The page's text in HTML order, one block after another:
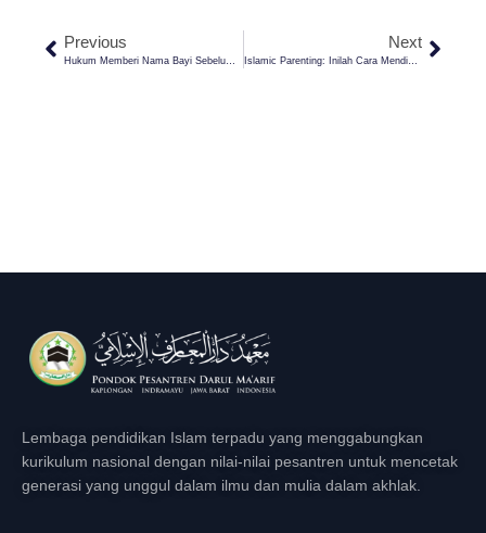
Previous Next
Islamic Parenting: Inilah Cara Mendidik Anak Menurut Imam Al-Ghozali
Lembaga pendidikan Islam terpadu yang menggabungkan
kurikulum nasional dengan nilai-nilai pesantren untuk mencetak
generasi yang unggul dalam ilmu dan mulia dalam akhlak.